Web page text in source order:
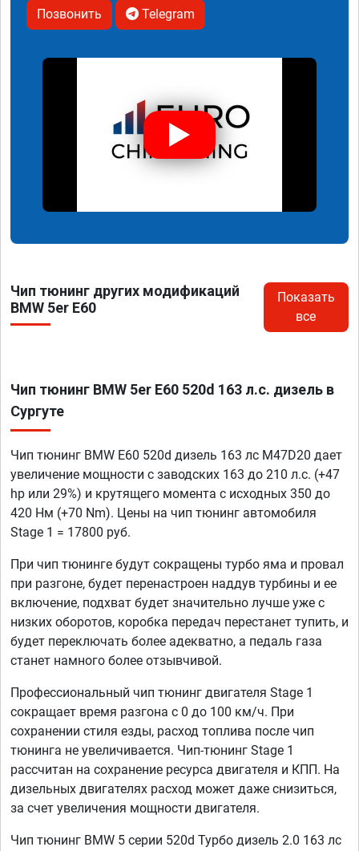
Позвонить Telegram
Чип тюнинг других модификаций
BMW 5er E60
Показать
все
Чип тюнинг BMW 5er E60 520d 163 л.с. дизель в
Сургуте
Чип тюнинг BMW E60 520d дизель 163 лс M47D20 дает
увеличение мощности с заводских 163 до 210 л.с. (+47
hp или 29%) и крутящего момента с исходных 350 до
420 Нм (+70 Nm). Цены на чип тюнинг автомобиля
Stage 1 = 17800 руб.
При чип тюнинге будут сокращены турбо яма и провал
при разгоне, будет перенастроен наддув турбины и ее
включение, подхват будет значительно лучше уже с
низких оборотов, коробка передач перестанет тупить, и
будет переключать более адекватно, а педаль газа
станет намного более отзывчивой.
Профессиональный чип тюнинг двигателя Stage 1
сокращает время разгона с 0 до 100 км/ч. При
сохранении стиля езды, расход топлива после чип
тюнинга не увеличивается. Чип-тюнинг Stage 1
рассчитан на сохранение ресурса двигателя и КПП. На
дизельных двигателях расход может даже снизиться,
за счет увеличения мощности двигателя.
Чип тюнинг BMW 5 серии 520d Турбо дизель 2.0 163 лс